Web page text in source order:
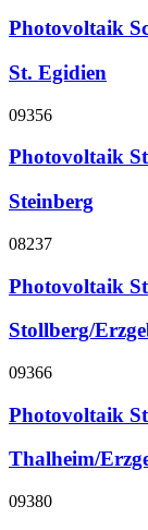
Photovoltaik
St. Egidien
09356
Photovoltaik
Steinberg
08237
Photovoltaik
Stollberg/
09366
Photovoltaik
Thalheim/
09380